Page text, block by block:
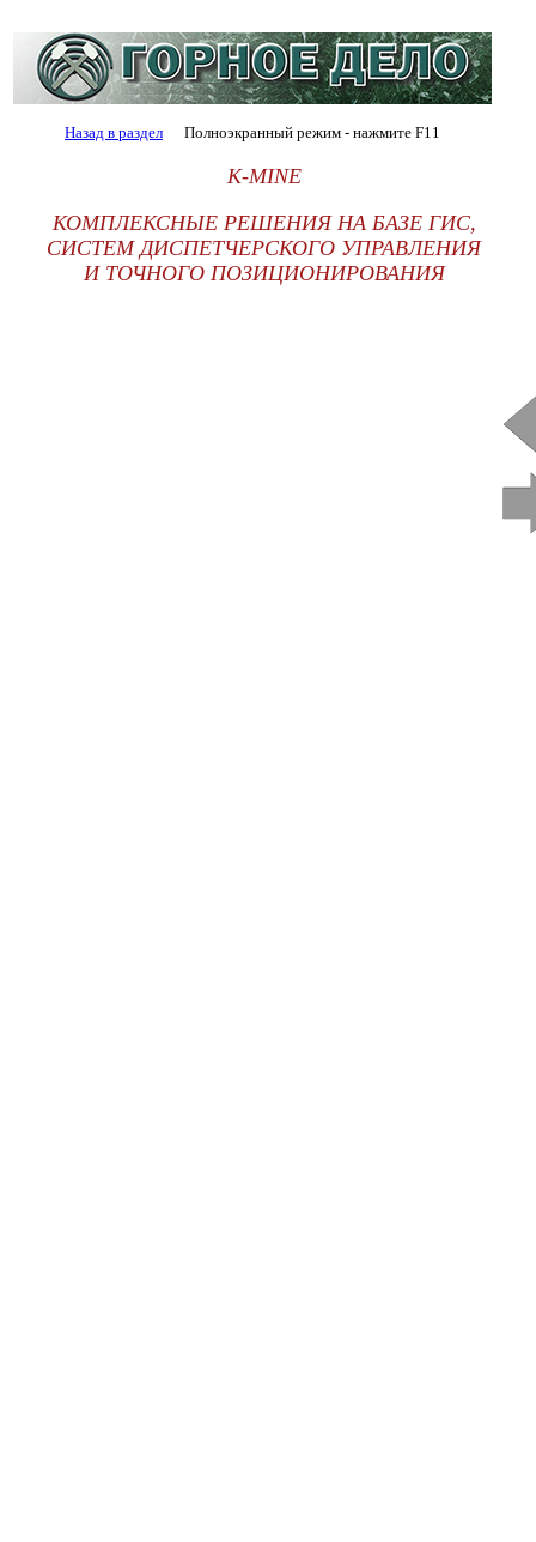
Назад в раздел Полноэкранный режим - нажмите F11
K-MINE
КОМПЛЕКСНЫЕ РЕШЕНИЯ НА БАЗЕ ГИС,
СИСТЕМ ДИСПЕТЧЕРСКОГО УПРАВЛЕНИЯ
И ТОЧНОГО ПОЗИЦИОНИРОВАНИЯ